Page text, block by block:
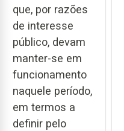
que, por razões
de interesse
público, devam
manter-se em
funcionamento
naquele período,
em termos a
definir pelo